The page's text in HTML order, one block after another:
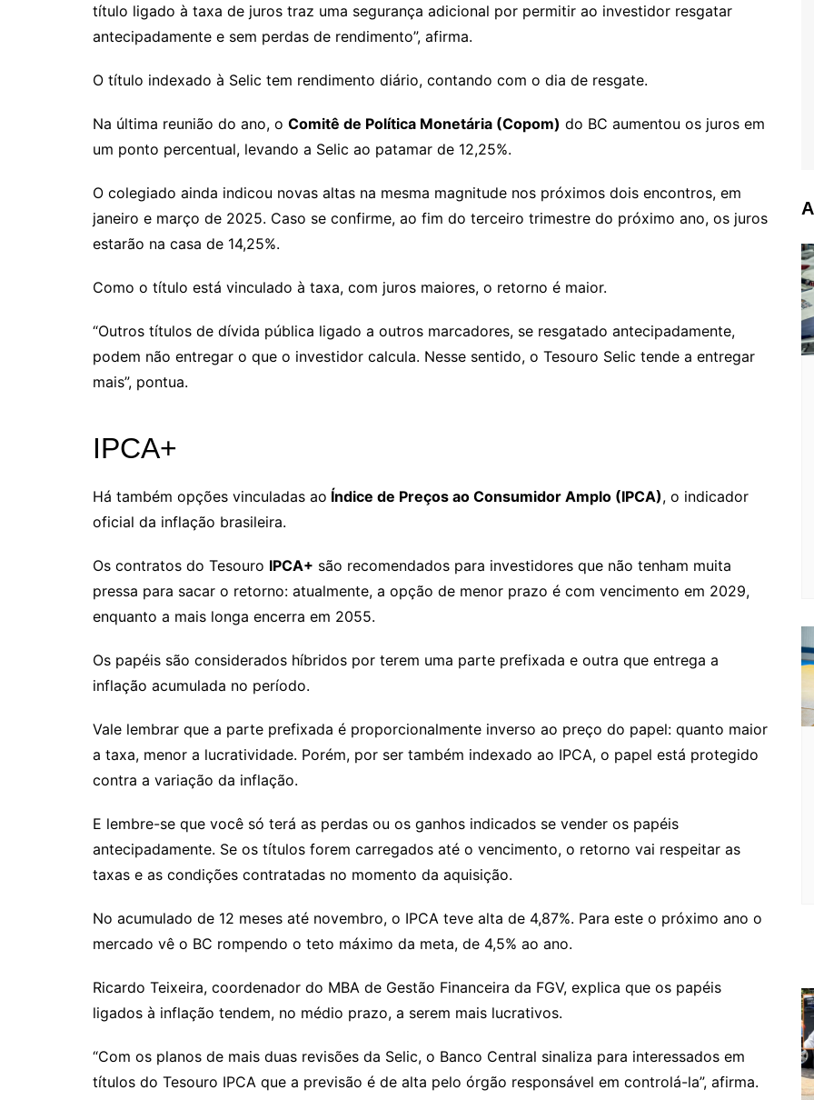
título ligado à taxa de juros traz uma segurança adicional por permitir ao investidor resgatar
antecipadamente e sem perdas de rendimento”, afirma.
O título indexado à Selic tem rendimento diário, contando com o dia de resgate.
Na última reunião do ano, o Comitê de Política Monetária (Copom) do BC aumentou os juros em
um ponto percentual, levando a Selic ao patamar de 12,25%.
O colegiado ainda indicou novas altas na mesma magnitude nos próximos dois encontros, em
janeiro e março de 2025. Caso se confirme, ao fim do terceiro trimestre do próximo ano, os juros
estarão na casa de 14,25%.
Como o título está vinculado à taxa, com juros maiores, o retorno é maior.
“Outros títulos de dívida pública ligado a outros marcadores, se resgatado antecipadamente,
podem não entregar o que o investidor calcula. Nesse sentido, o Tesouro Selic tende a entregar
mais”, pontua.
IPCA+
Há também opções vinculadas ao Índice de Preços ao Consumidor Amplo (IPCA), o indicador
oficial da inflação brasileira.
Os contratos do Tesouro IPCA+ são recomendados para investidores que não tenham muita
pressa para sacar o retorno: atualmente, a opção de menor prazo é com vencimento em 2029,
enquanto a mais longa encerra em 2055.
Os papéis são considerados híbridos por terem uma parte prefixada e outra que entrega a
inflação acumulada no período.
Vale lembrar que a parte prefixada é proporcionalmente inverso ao preço do papel: quanto maior
a taxa, menor a lucratividade. Porém, por ser também indexado ao IPCA, o papel está protegido
contra a variação da inflação.
E lembre-se que você só terá as perdas ou os ganhos indicados se vender os papéis
antecipadamente. Se os títulos forem carregados até o vencimento, o retorno vai respeitar as
taxas e as condições contratadas no momento da aquisição.
No acumulado de 12 meses até novembro, o IPCA teve alta de 4,87%. Para este o próximo ano o
mercado vê o BC rompendo o teto máximo da meta, de 4,5% ao ano.
Ricardo Teixeira, coordenador do MBA de Gestão Financeira da FGV, explica que os papéis
ligados à inflação tendem, no médio prazo, a serem mais lucrativos.
“Com os planos de mais duas revisões da Selic, o Banco Central sinaliza para interessados em
títulos do Tesouro IPCA que a previsão é de alta pelo órgão responsável em controlá-la”, afirma.